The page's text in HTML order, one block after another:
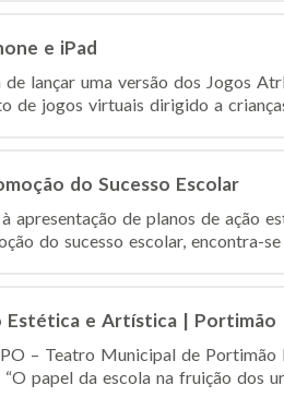
e iPad
lançar uma versão dos Jogos
de jogos virtuais dirigido a
do Sucesso Escolar
apresentação de planos de ação
do sucesso escolar, encontra-
Estética e Artística | Portimão
– Teatro Municipal de Portimão
papel da escola na fruição dos